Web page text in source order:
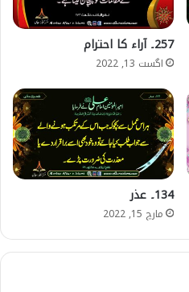
257۔ آراء کا احترام
اگست 13, 2022
134۔ عذر
مارچ 15, 2022